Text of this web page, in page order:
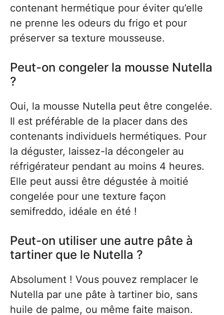
contenant hermétique pour éviter qu’elle
ne prenne les odeurs du frigo et pour
préserver sa texture mousseuse.
Peut-on congeler la mousse Nutella
?
Oui, la mousse Nutella peut être congelée.
Il est préférable de la placer dans des
contenants individuels hermétiques. Pour
la déguster, laissez-la décongeler au
réfrigérateur pendant au moins 4 heures.
Elle peut aussi être dégustée à moitié
congelée pour une texture façon
semifreddo, idéale en été !
Peut-on utiliser une autre pâte à
tartiner que le Nutella ?
Absolument ! Vous pouvez remplacer le
Nutella par une pâte à tartiner bio, sans
huile de palme, ou même faite maison.